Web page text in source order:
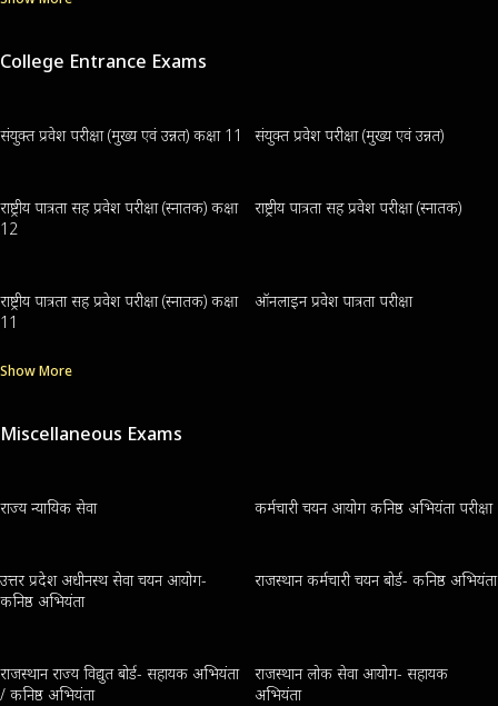
College Entrance Exams
संयुक्त प्रवेश परीक्षा (मुख्य एवं उन्नत) कक्षा 11 संयुक्त प्रवेश परीक्षा (मुख्य एवं उन्नत)
राष्ट्रीय पात्रता सह प्रवेश परीक्षा (स्नातक) कक्षा
12
राष्ट्रीय पात्रता सह प्रवेश परीक्षा (स्नातक)
राष्ट्रीय पात्रता सह प्रवेश परीक्षा (स्नातक) कक्षा
11
ऑनलाइन प्रवेश पात्रता परीक्षा
Show More
Miscellaneous Exams
राज्य न्यायिक सेवा कर्मचारी चयन आयोग कनिष्ठ अभियंता परीक्षा
उत्तर प्रदेश अधीनस्थ सेवा चयन आयोग-
कनिष्ठ अभियंता
राजस्थान कर्मचारी चयन बोर्ड- कनिष्ठ अभियंता
राजस्थान राज्य विद्युत बोर्ड- सहायक अभियंता
/ कनिष्ठ अभियंता
राजस्थान लोक सेवा आयोग- सहायक
अभियंता